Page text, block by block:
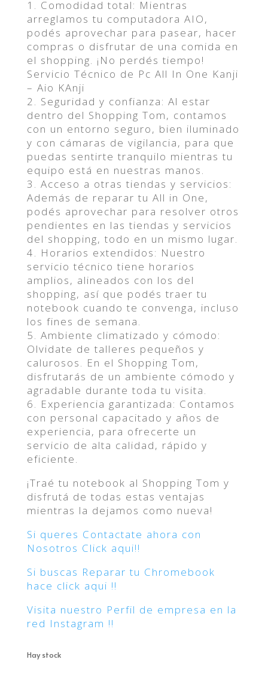
1. Comodidad total: Mientras
arreglamos tu computadora AIO,
podés aprovechar para pasear, hacer
compras o disfrutar de una comida en
el shopping. ¡No perdés tiempo!
Servicio Técnico de Pc All In One Kanji
– Aio KAnji
2. Seguridad y confianza: Al estar
dentro del Shopping Tom, contamos
con un entorno seguro, bien iluminado
y con cámaras de vigilancia, para que
puedas sentirte tranquilo mientras tu
equipo está en nuestras manos.
3. Acceso a otras tiendas y servicios:
Además de reparar tu All in One,
podés aprovechar para resolver otros
pendientes en las tiendas y servicios
del shopping, todo en un mismo lugar.
4. Horarios extendidos: Nuestro
servicio técnico tiene horarios
amplios, alineados con los del
shopping, así que podés traer tu
notebook cuando te convenga, incluso
los fines de semana.
5. Ambiente climatizado y cómodo:
Olvidate de talleres pequeños y
calurosos. En el Shopping Tom,
disfrutarás de un ambiente cómodo y
agradable durante toda tu visita.
6. Experiencia garantizada: Contamos
con personal capacitado y años de
experiencia, para ofrecerte un
servicio de alta calidad, rápido y
eficiente.
¡Traé tu notebook al Shopping Tom y
disfrutá de todas estas ventajas
mientras la dejamos como nueva!
Si queres Contactate ahora con
Nosotros Click aqui!!
Si buscas Reparar tu Chromebook
hace click aqui !!
Visita nuestro Perfil de empresa en la
red Instagram !!
Hay stock